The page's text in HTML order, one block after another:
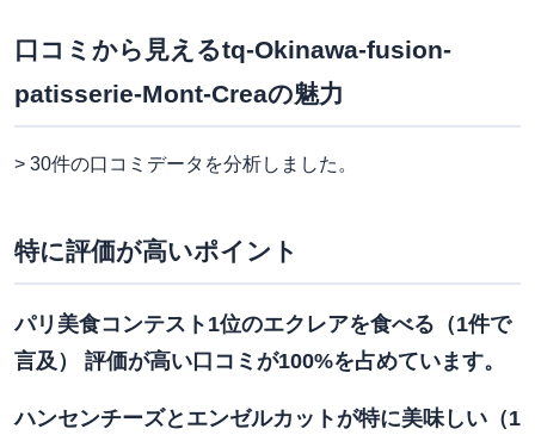
口コミから見えるtq-Okinawa-fusion-
patisserie-Mont-Creaの魅力
> 30件の口コミデータを分析しました。
特に評価が高いポイント
パリ美食コンテスト1位のエクレアを食べる（1件で
言及） 評価が高い口コミが100%を占めています。
ハンセンチーズとエンゼルカットが特に美味しい（1